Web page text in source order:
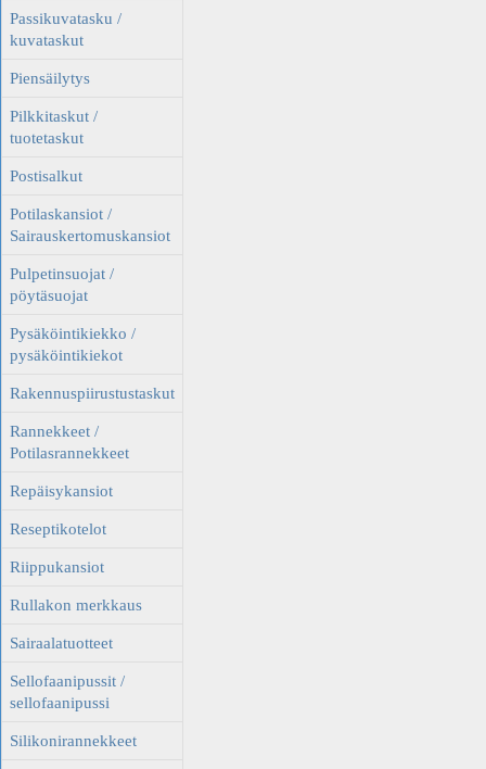
Passikuvatasku /
kuvataskut
Piensäilytys
Pilkkitaskut /
tuotetaskut
Postisalkut
Potilaskansiot /
Sairauskertomuskansiot
Pulpetinsuojat /
pöytäsuojat
Pysäköintikiekko /
pysäköintikiekot
Rakennuspiirustustaskut
Rannekkeet /
Potilasrannekkeet
Repäisykansiot
Reseptikotelot
Riippukansiot
Rullakon merkkaus
Sairaalatuotteet
Sellofaanipussit /
sellofaanipussi
Silikonirannekkeet